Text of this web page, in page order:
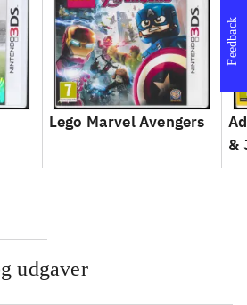
Lego Marvel Avengers
&
udgaver
Feedback